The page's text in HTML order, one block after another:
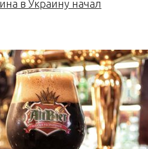
в Украину начал